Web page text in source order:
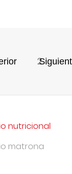
2
nutricional
matrona